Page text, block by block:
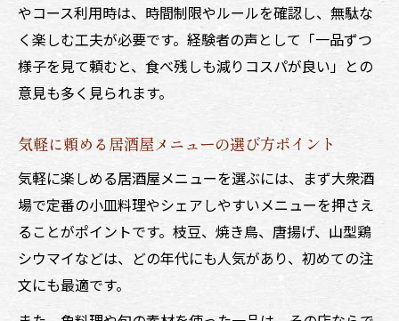
やコース利用時は、時間制限やルールを確認し、無駄な
く楽しむ工夫が必要です。経験者の声として「一品ずつ
様子を見て頼むと、食べ残しも減りコスパが良い」との
意見も多く見られます。
気軽に頼める居酒屋メニューの選び方ポイント
気軽に楽しめる居酒屋メニューを選ぶには、まず大衆酒
場で定番の小皿料理やシェアしやすいメニューを押さえ
ることがポイントです。枝豆、焼き鳥、唐揚げ、山型鶏
シウマイなどは、どの年代にも人気があり、初めての注
文にも最適です。